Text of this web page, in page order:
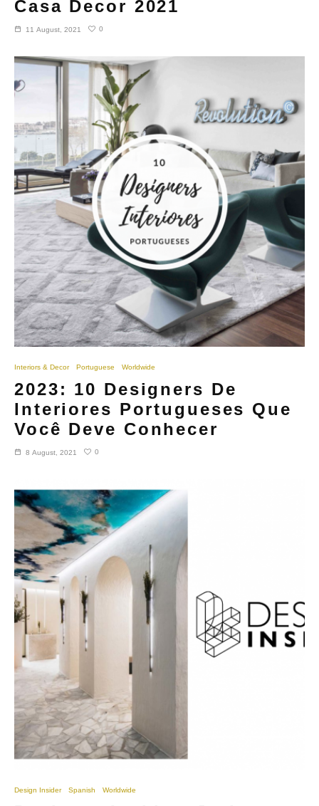
Casa Decor 2021
11 August, 2021 0
Interiors & Decor Portuguese Worldwide
2023: 10 Designers De
Interiores Portugueses Que
Você Deve Conhecer
8 August, 2021 0
Design Insider Spanish Worldwide